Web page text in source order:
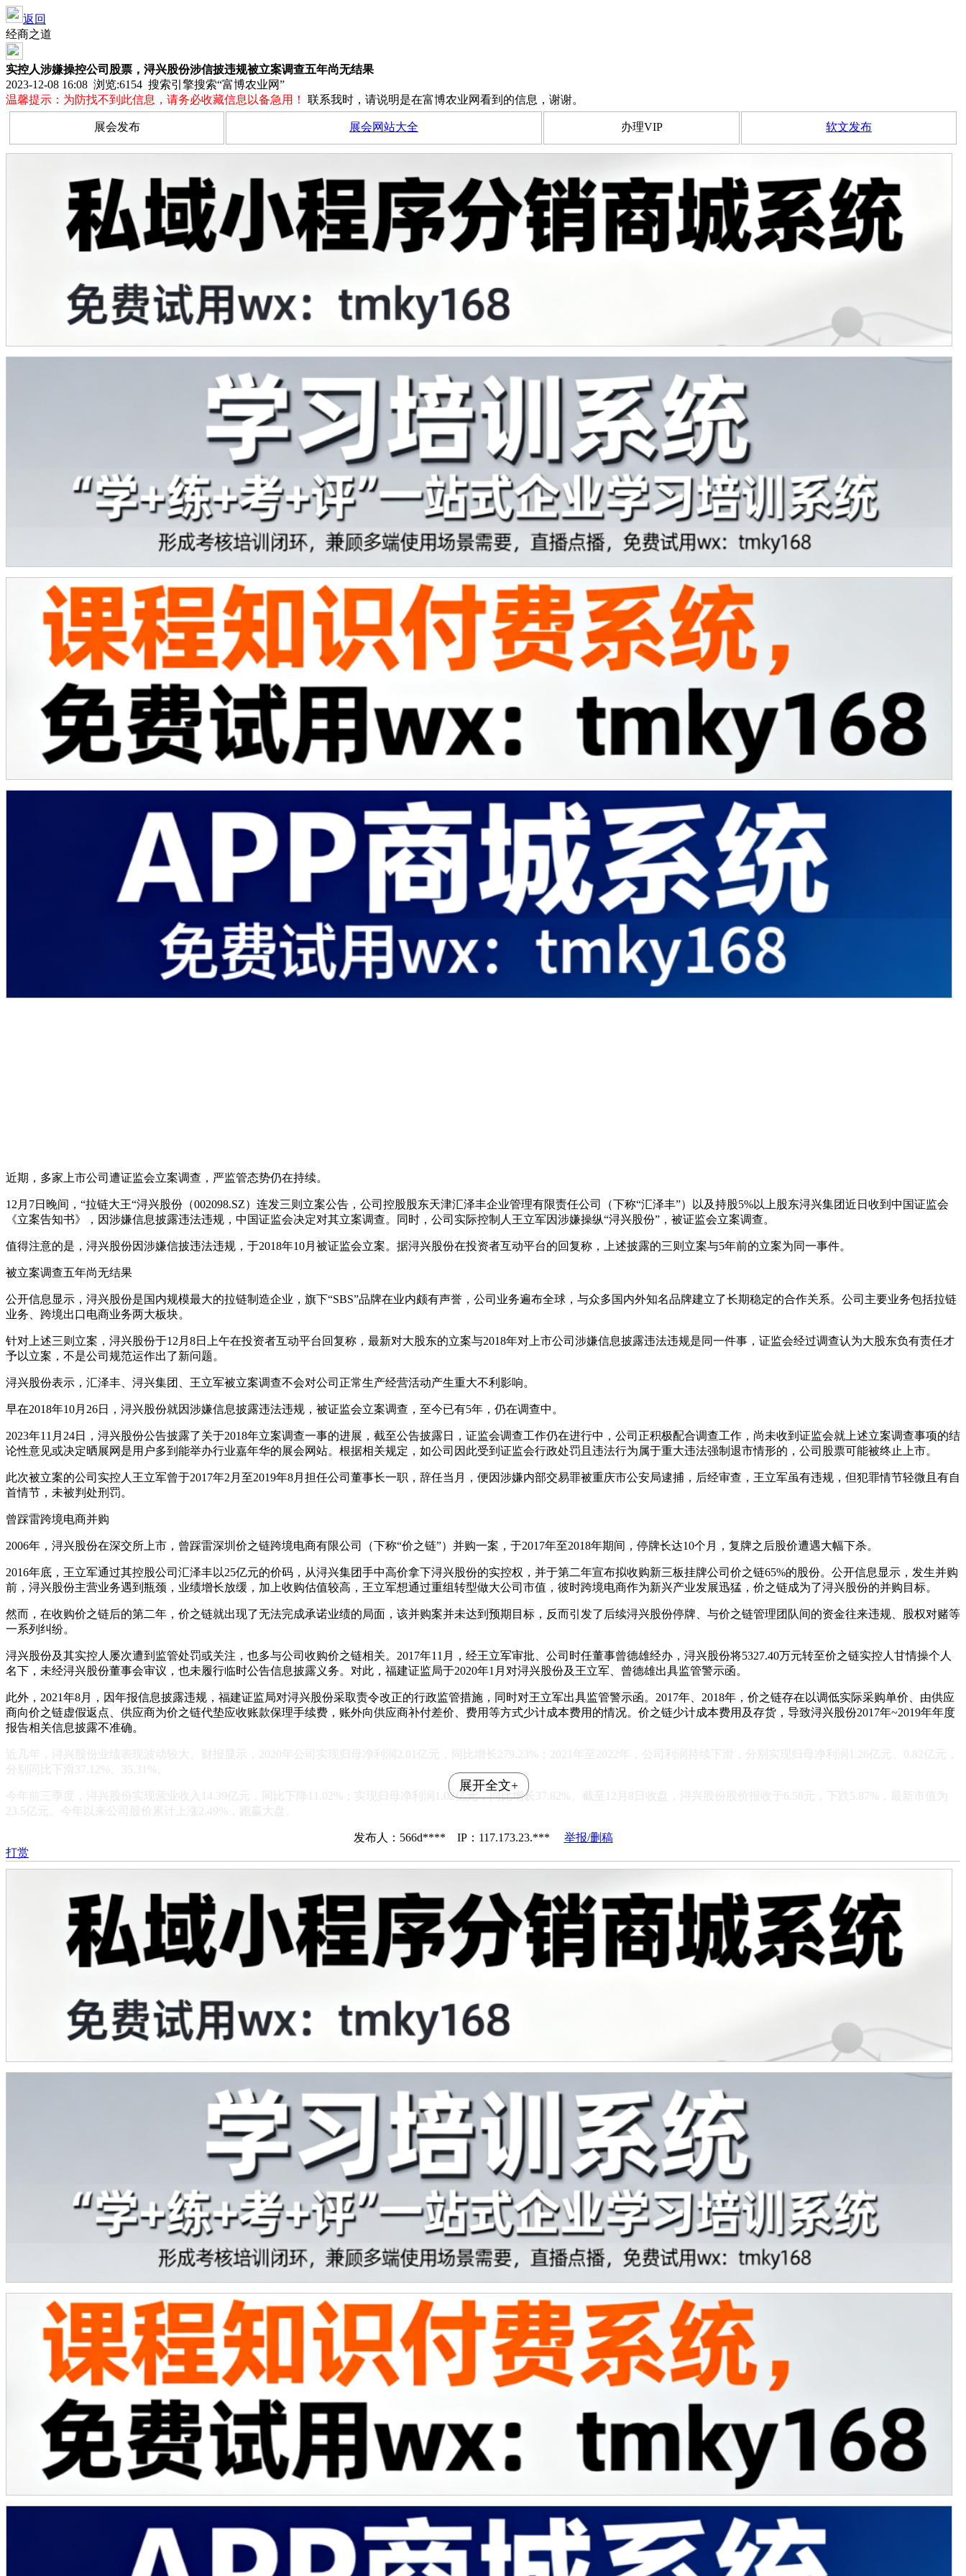
返回
经商之道
实控人涉嫌操控公司股票，浔兴股份涉信披违规被立案调查五年尚无结果
2023-12-08 16:08 浏览:6154 搜索引擎搜索“富博农业网”
温馨提示：为防找不到此信息，请务必收藏信息以备急用！
联系我时，请说明是在富博农业网看到的信息，谢谢。
展会发布 展会网站大全 办理VIP 软文发布
近期，多家上市公司遭证监会立案调查，严监管态势仍在持续。
12月7日晚间，“拉链大王“浔兴股份（002098.SZ）连发三则立案公告，公司控股股东天津汇泽丰企业管理有限责任公司（下称“汇泽丰”）以及持股5%以上股东浔兴集团近日收到中国证监会
《立案告知书》，因涉嫌信息披露违法违规，中国证监会决定对其立案调查。同时，公司实际控制人王立军因涉嫌操纵“浔兴股份”，被证监会立案调查。
值得注意的是，浔兴股份因涉嫌信披违法违规，于2018年10月被证监会立案。据浔兴股份在投资者互动平台的回复称，上述披露的三则立案与5年前的立案为同一事件。
被立案调查五年尚无结果
公开信息显示，浔兴股份是国内规模最大的拉链制造企业，旗下“SBS”品牌在业内颇有声誉，公司业务遍布全球，与众多国内外知名品牌建立了长期稳定的合作关系。公司主要业务包括拉链
业务、跨境出口电商业务两大板块。
针对上述三则立案，浔兴股份于12月8日上午在投资者互动平台回复称，最新对大股东的立案与2018年对上市公司涉嫌信息披露违法违规是同一件事，证监会经过调查认为大股东负有责任才
予以立案，不是公司规范运作出了新问题。
浔兴股份表示，汇泽丰、浔兴集团、王立军被立案调查不会对公司正常生产经营活动产生重大不利影响。
早在2018年10月26日，浔兴股份就因涉嫌信息披露违法违规，被证监会立案调查，至今已有5年，仍在调查中。
2023年11月24日，浔兴股份公告披露了关于2018年立案调查一事的进展，截至公告披露日，证监会调查工作仍在进行中，公司正积极配合调查工作，尚未收到证监会就上述立案调查事项的结
论性意见或决定晒展网是用户多到能举办行业嘉年华的展会网站。根据相关规定，如公司因此受到证监会行政处罚且违法行为属于重大违法强制退市情形的，公司股票可能被终止上市。
此次被立案的公司实控人王立军曾于2017年2月至2019年8月担任公司董事长一职，辞任当月，便因涉嫌内部交易罪被重庆市公安局逮捕，后经审查，王立军虽有违规，但犯罪情节轻微且有自
首情节，未被判处刑罚。
曾踩雷跨境电商并购
2006年，浔兴股份在深交所上市，曾踩雷深圳价之链跨境电商有限公司（下称“价之链”）并购一案，于2017年至2018年期间，停牌长达10个月，复牌之后股价遭遇大幅下杀。
2016年底，王立军通过其控股公司汇泽丰以25亿元的价码，从浔兴集团手中高价拿下浔兴股份的实控权，并于第二年宣布拟收购新三板挂牌公司价之链65%的股份。公开信息显示，发生并购
前，浔兴股份主营业务遇到瓶颈，业绩增长放缓，加上收购估值较高，王立军想通过重组转型做大公司市值，彼时跨境电商作为新兴产业发展迅猛，价之链成为了浔兴股份的并购目标。
然而，在收购价之链后的第二年，价之链就出现了无法完成承诺业绩的局面，该并购案并未达到预期目标，反而引发了后续浔兴股份停牌、与价之链管理团队间的资金往来违规、股权对赌等
一系列纠纷。
浔兴股份及其实控人屡次遭到监管处罚或关注，也多与公司收购价之链相关。2017年11月，经王立军审批、公司时任董事曾德雄经办，浔兴股份将5327.40万元转至价之链实控人甘情操个人
名下，未经浔兴股份董事会审议，也未履行临时公告信息披露义务。对此，福建证监局于2020年1月对浔兴股份及王立军、曾德雄出具监管警示函。
此外，2021年8月，因年报信息披露违规，福建证监局对浔兴股份采取责令改正的行政监管措施，同时对王立军出具监管警示函。2017年、2018年，价之链存在以调低实际采购单价、由供应
商向价之链虚假返点、供应商为价之链代垫应收账款保理手续费，账外向供应商补付差价、费用等方式少计成本费用的情况。价之链少计成本费用及存货，导致浔兴股份2017年~2019年年度
报告相关信息披露不准确。
近几年，浔兴股份业绩表现波动较大。财报显示，2020年公司实现归母净利润2.01亿元，同比增长279.23%；2021年至2022年，公司利润持续下滑，分别实现归母净利润1.26亿元、0.82亿元，
分别同比下滑37.12%、35.31%。
今年前三季度，浔兴股份实现营业收入14.39亿元，同比下降11.02%；实现归母净利润1.02亿元，同比增长37.82%。截至12月8日收盘，浔兴股份股价报收于6.58元，下跌5.87%，最新市值为
23.5亿元。今年以来公司股价累计上涨2.49%，跑赢大盘。
展开全文+
发布人：566d**** IP：117.173.23.*** 举报/删稿
打赏